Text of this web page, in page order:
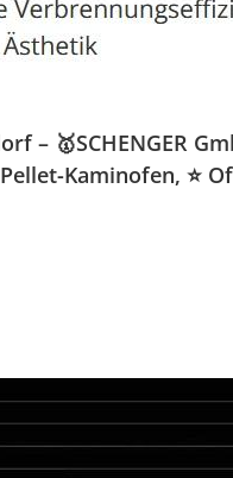
– 🥇SCHENGER
Kaminofen, ⭐